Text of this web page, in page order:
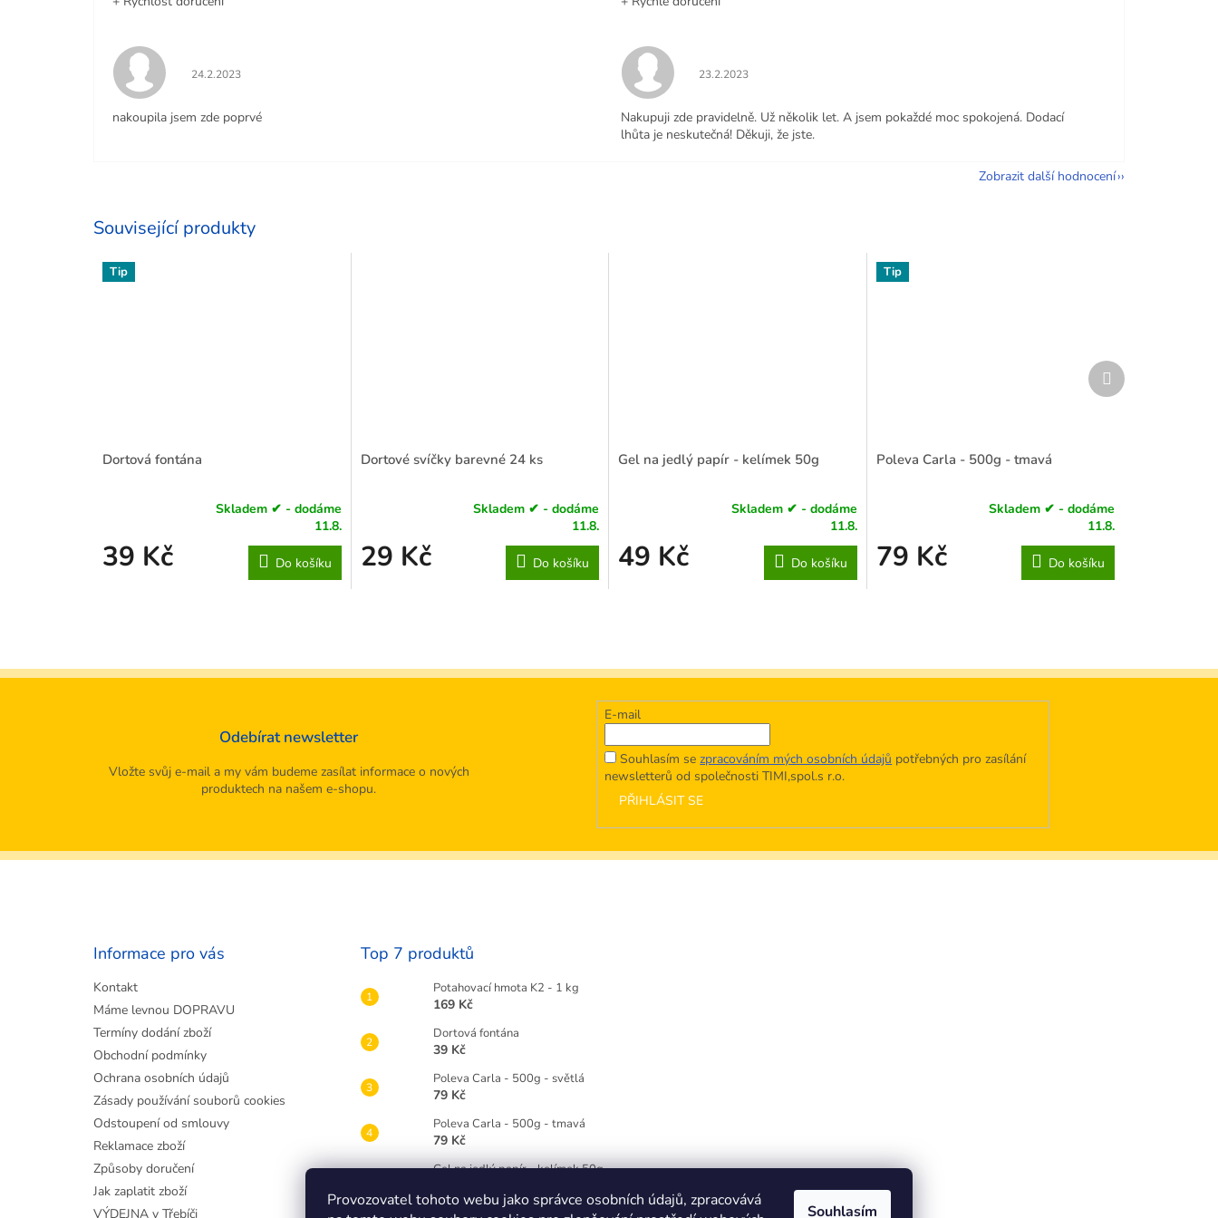
Provozovatel tohoto webu jako správce osobních údajů, zpracovává
Souhlasím
Související produkty
Tip
Dortová fontána
produktu
je
Skladem ✔ - dodáme
11.8.
39 Kč Do košíku
Dortové svíčky barevné 24 ks
produktu
Skladem ✔ - dodáme
11.8.
29 Kč Do košíku
Gel na jedlý papír - kelímek 50g
produktu
Skladem ✔ - dodáme
11.8.
49 Kč Do košíku
Tip
Poleva Carla - 500g - tmavá
produktu
je
Skladem ✔ - dodáme
11.8.
79 Kč Do košíku
Další
produkt
Hodnocení obchodu je 5 z 5 hvězdiček.
24.2.2023
nakoupila jsem zde poprvé
Hodnocení obchodu je 5 z 5 hvězdiček.
23.2.2023
Nakupuji zde pravidelně. Už několik let. A jsem pokaždé moc spokojená. Dodací
lhůta je neskutečná! Děkuji, že jste.
Zobrazit další hodnocení
Odebírat newsletter
Vložte svůj e-mail a my vám budeme zasílat informace o nových
produktech na našem e-shopu.
E-mail
Souhlasím sezpracováním mých osobních údajů potřebných pro zasílání
newsletterů od společnosti TIMI,spol.s r.o.
PŘIHLÁSIT SE
Z
Informace pro vás
Kontakt
Máme levnou DOPRAVU
Termíny dodání zboží
Obchodní podmínky
Ochrana osobních údajů
Zásady používání souborů cookies
Odstoupení od smlouvy
Reklamace zboží
Způsoby doručení
Jak zaplatit zboží
VÝDEJNA v Třebíči
Top 7 produktů
Potahovací hmota K2 - 1 kg
169 Kč
Dortová fontána
39 Kč
Poleva Carla - 500g - světlá
79 Kč
Poleva Carla - 500g - tmavá
79 Kč
Gel na jedlý papír - kelímek 50g
Gelová barva Wilton 28g - červená RED